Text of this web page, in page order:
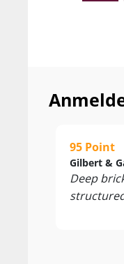
95 Point
Gilbert &
Deep